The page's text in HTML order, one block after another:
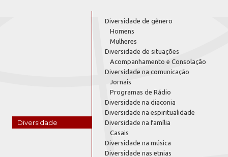
Diversidade
Diversidade de gênero
Homens
Mulheres
Diversidade de situações
Acompanhamento e Consolação
Diversidade na comunicação
Jornais
Programas de Rádio
Diversidade na diaconia
Diversidade na espiritualidade
Diversidade na família
Casais
Diversidade na música
Diversidade nas etnias